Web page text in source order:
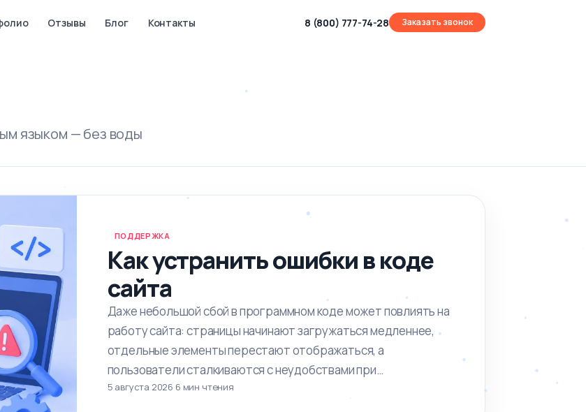
Отзывы Блог Контакты 8 (800) 777-74-28 Заказать звонок
языком — без воды
ПОДДЕРЖКА
Как устранить ошибки в коде
сайта
Даже небольшой сбой в программном коде может повлиять на
работу сайта: страницы начинают загружаться медленнее,
отдельные элементы перестают отображаться, а
пользователи сталкиваются с неудобствами при
взаимодействии с ресурсом.…
5 августа 2026·6 мин чтения